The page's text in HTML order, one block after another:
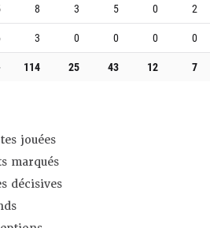
8 3 5 0
2
3 0 0 0
0
114 25 43 12 7
jouées
marqués
décisives